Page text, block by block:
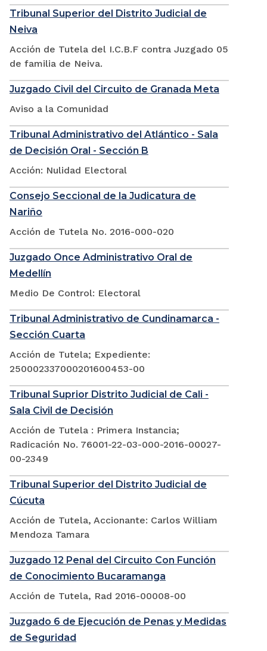
Tribunal Superior del Distrito Judicial de
Neiva
Acción de Tutela del I.C.B.F contra Juzgado 05
de familia de Neiva.
Juzgado Civil del Circuito de Granada Meta
Aviso a la Comunidad
Tribunal Administrativo del Atlántico - Sala
de Decisión Oral - Sección B
Acción: Nulidad Electoral
Consejo Seccional de la Judicatura de
Nariño
Acción de Tutela No. 2016-000-020
Juzgado Once Administrativo Oral de
Medellín
Medio De Control: Electoral
Tribunal Administrativo de Cundinamarca -
Sección Cuarta
Acción de Tutela; Expediente:
250002337000201600453-00
Tribunal Suprior Distrito Judicial de Cali -
Sala Civil de Decisión
Acción de Tutela : Primera Instancia;
Radicación No. 76001-22-03-000-2016-00027-
00-2349
Tribunal Superior del Distrito Judicial de
Cúcuta
Acción de Tutela, Accionante: Carlos William
Mendoza Tamara
Juzgado 12 Penal del Circuito Con Función
de Conocimiento Bucaramanga
Acción de Tutela, Rad 2016-00008-00
Juzgado 6 de Ejecución de Penas y Medidas
de Seguridad